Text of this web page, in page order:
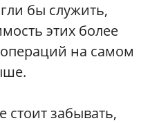
бы служить,
этих более
на самом
забывать,